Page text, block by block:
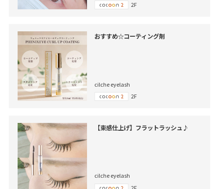
2F
おすすめ☆コーティング剤
cilche eyelash
2F
【束感仕上げ】フラットラッシュ♪
cilche eyelash